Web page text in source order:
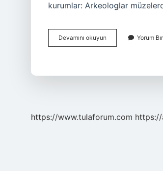
kurumlar: Arkeologlar
Devamını okuyun Arkeolog
Ne
Yorum
https://www.tulaforum.com